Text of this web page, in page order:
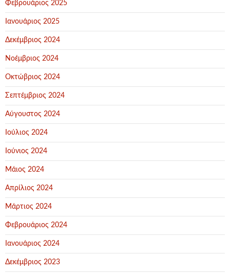
Φεβρουάριος 2025
Ιανουάριος 2025
Δεκέμβριος 2024
Νοέμβριος 2024
Οκτώβριος 2024
Σεπτέμβριος 2024
Αύγουστος 2024
Ιούλιος 2024
Ιούνιος 2024
Μάιος 2024
Απρίλιος 2024
Μάρτιος 2024
Φεβρουάριος 2024
Ιανουάριος 2024
Δεκέμβριος 2023